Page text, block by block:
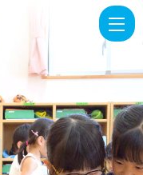
幼
稚
園